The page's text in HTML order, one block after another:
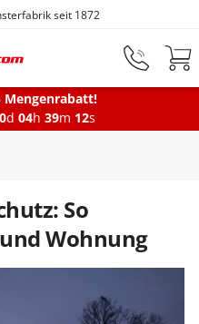
springen
seit 1872
Mengenrabatt!
d 04h 39m 11s
So
Wohnung